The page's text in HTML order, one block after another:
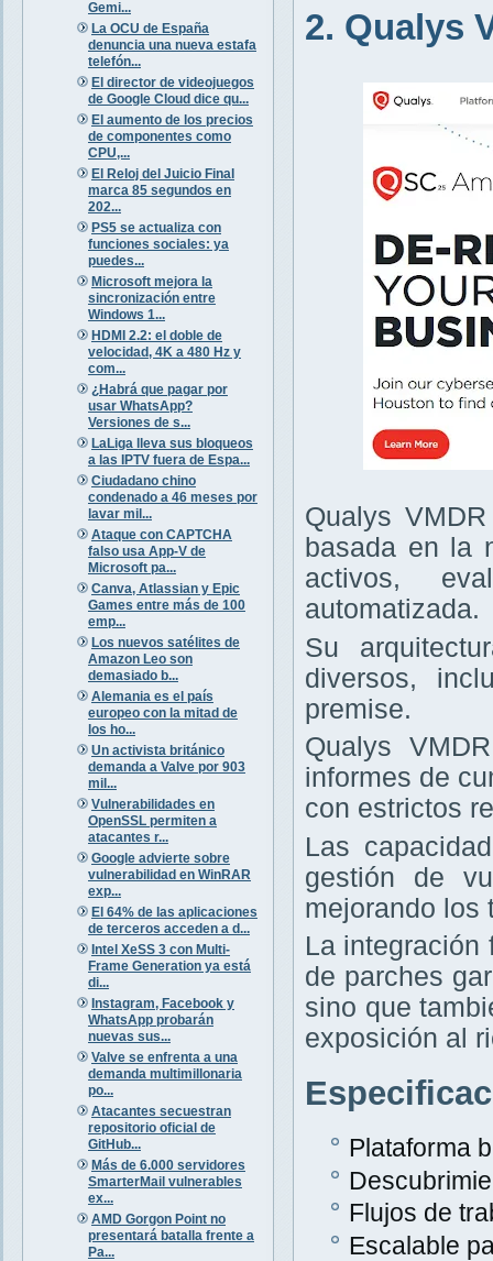
Gemi...
La OCU de España
denuncia una nueva estafa
telefón...
El director de videojuegos
de Google Cloud dice qu...
El aumento de los precios
de componentes como
CPU,...
El Reloj del Juicio Final
marca 85 segundos en
202...
PS5 se actualiza con
funciones sociales: ya
puedes...
Microsoft mejora la
sincronización entre
Windows 1...
HDMI 2.2: el doble de
velocidad, 4K a 480 Hz y
com...
¿Habrá que pagar por
usar WhatsApp?
Versiones de s...
LaLiga lleva sus bloqueos
a las IPTV fuera de Espa...
Ciudadano chino
condenado a 46 meses por
lavar mil...
Ataque con CAPTCHA
falso usa App-V de
Microsoft pa...
Canva, Atlassian y Epic
Games entre más de 100
emp...
Los nuevos satélites de
Amazon Leo son
demasiado b...
Alemania es el país
europeo con la mitad de
los ho...
Un activista británico
demanda a Valve por 903
mil...
Vulnerabilidades en
OpenSSL permiten a
atacantes r...
Google advierte sobre
vulnerabilidad en WinRAR
exp...
El 64% de las aplicaciones
de terceros acceden a d...
Intel XeSS 3 con Multi-
Frame Generation ya está
di...
Instagram, Facebook y
WhatsApp probarán
nuevas sus...
Valve se enfrenta a una
demanda multimillonaria
po...
Atacantes secuestran
repositorio oficial de
GitHub...
Más de 6.000 servidores
SmarterMail vulnerables
ex...
AMD Gorgon Point no
presentará batalla frente a
Pa...
2. Qualys
Qualys
basada en la
activos,
automatizada.
Su
diversos,
premise.
Qualys
informes de
con estrictos
Las
gestión de
mejorando los
La integración
de parches
sino que
exposición al
Plataforma
Flujos de
Escalable